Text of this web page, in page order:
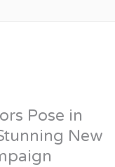
Pose in
New